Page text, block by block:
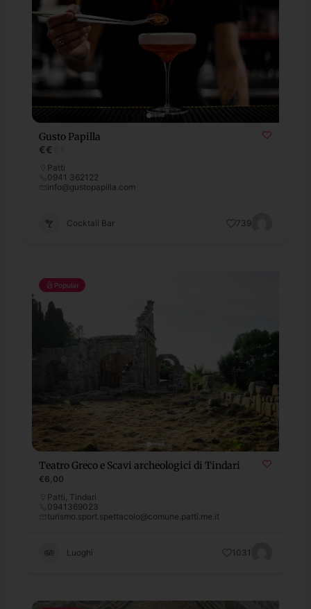
Gusto Papilla
€€
Patti
0941 362122
info@gustopapilla.com
Cocktail Bar 739
Popular
Teatro Greco e Scavi archeologici di Tindari
€6,00
Patti Tindari
0941369023
turismo.sport.spettacolo@comune.patti.me.it
Luoghi 1031